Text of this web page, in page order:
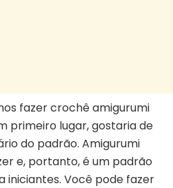
fazer crochê amigurumi
primeiro lugar, gostaria de
do padrão. Amigurumi
e, portanto, é um padrão
iniciantes. Você pode fazer